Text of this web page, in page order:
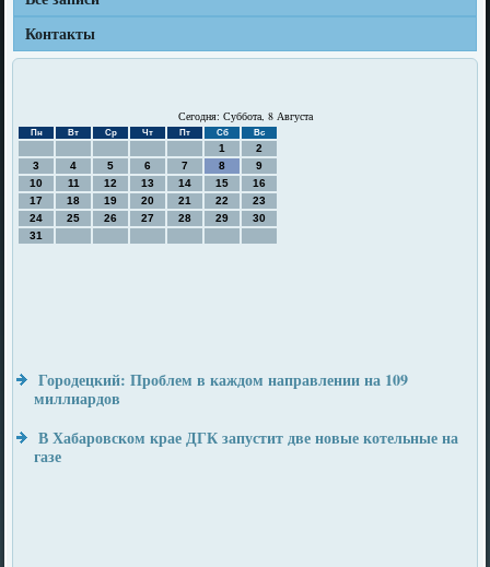
Контакты
Сегодня: Суббота, 8 Августа
Пн Вт Ср Чт Пт Сб Вс
1
2
3
4 5 6 7 8
9
10
11 12 13 14 15
16
17
18 19 20 21 22
23
24
25 26 27 28 29
30
31
Городецкий: Проблем в каждом направлении на 109
миллиардов
В Хабаровском крае ДГК запустит две новые котельные на
газе